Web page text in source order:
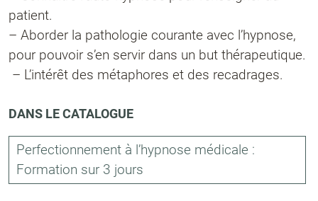
patient.
– Aborder la pathologie courante avec l’hypnose,
pour pouvoir s’en servir dans un but thérapeutique.
– L’intérêt des métaphores et des recadrages.
DANS LE CATALOGUE
Perfectionnement à l’hypnose médicale :
Formation sur 3 jours